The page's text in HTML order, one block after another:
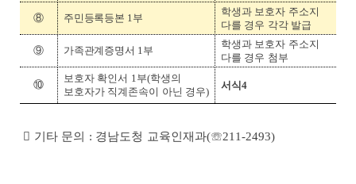
⑧ 주민등록등본 1부
학생과 보호자 주소지
다를 경우 각각 발급
⑨ 가족관계증명서 1부
학생과 보호자 주소지
다를 경우 첨부
⑩
보호자 확인서 1부(학생의
보호자가 직계존속이 아닌 경우)
서식4
 기타 문의 : 경남도청 교육인재과(☏211-2493)